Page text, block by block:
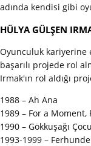
adında kendisi gibi
HÜLYA GÜLŞEN
Oyunculuk kariyerine
başarılı projede rol
Irmak'ın rol aldığı
1988 – Ah Ana
1989 – For a Moment,
1990 – Gökkuşağı
1993-1999 –